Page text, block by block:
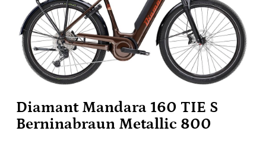
Diamant Mandara 160 TIE S
Berninabraun Metallic 800